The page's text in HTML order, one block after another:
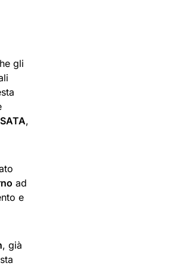
gli
SATA,
ad
e
, già